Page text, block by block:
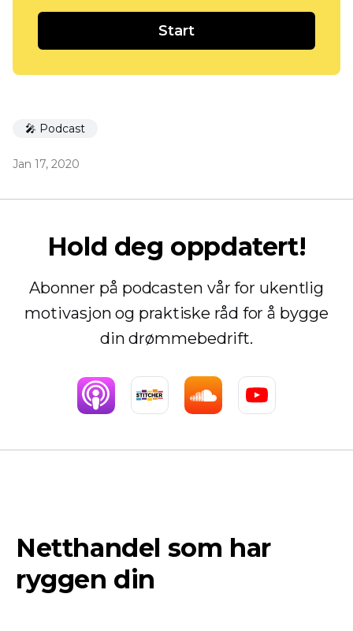
Start
🎤 Podcast
Jan 17, 2020
Hold deg oppdatert!
Abonner på podcasten vår for ukentlig
motivasjon og praktiske råd for å bygge
din drømmebedrift.
Netthandel som har
ryggen din